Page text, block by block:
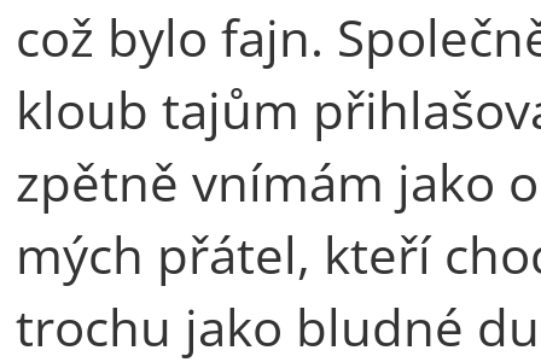
což bylo fajn.
kloub tajům
zpětně vnímám jako
mých přátel, kteří
trochu jako bludné